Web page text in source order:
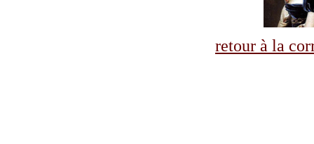
retour à la